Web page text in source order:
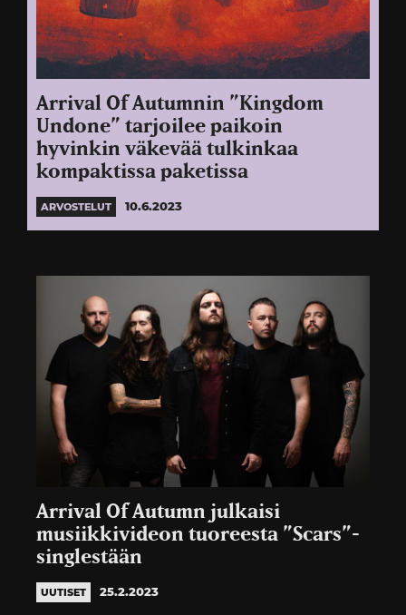
Arrival Of Autumnin ”Kingdom
Undone” tarjoilee paikoin
hyvinkin väkevää tulkinkaa
kompaktissa paketissa
ARVOSTELUT 10.6.2023
Arrival Of Autumn julkaisi
musiikkivideon tuoreesta ”Scars”-
singlestään
UUTISET 25.2.2023